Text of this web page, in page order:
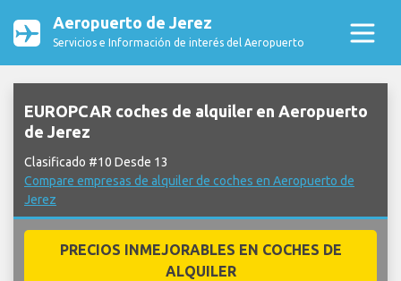
Aeropuerto de Jerez
Servicios e Información de interés del Aeropuerto
EUROPCAR coches de alquiler en Aeropuerto
de Jerez
Clasificado #10 Desde 13
Compare empresas de alquiler de coches en Aeropuerto de
Jerez
PRECIOS INMEJORABLES EN COCHES DE
ALQUILER